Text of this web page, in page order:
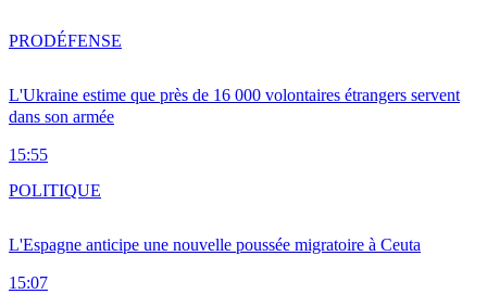
L'Ukraine estime que près de 16 000 volontaires étrangers servent
dans son armée
15:55
PRODÉFENSE
L'Espagne anticipe une nouvelle poussée migratoire à Ceuta
15:07
POLITIQUE